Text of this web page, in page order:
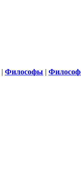
| Философы |